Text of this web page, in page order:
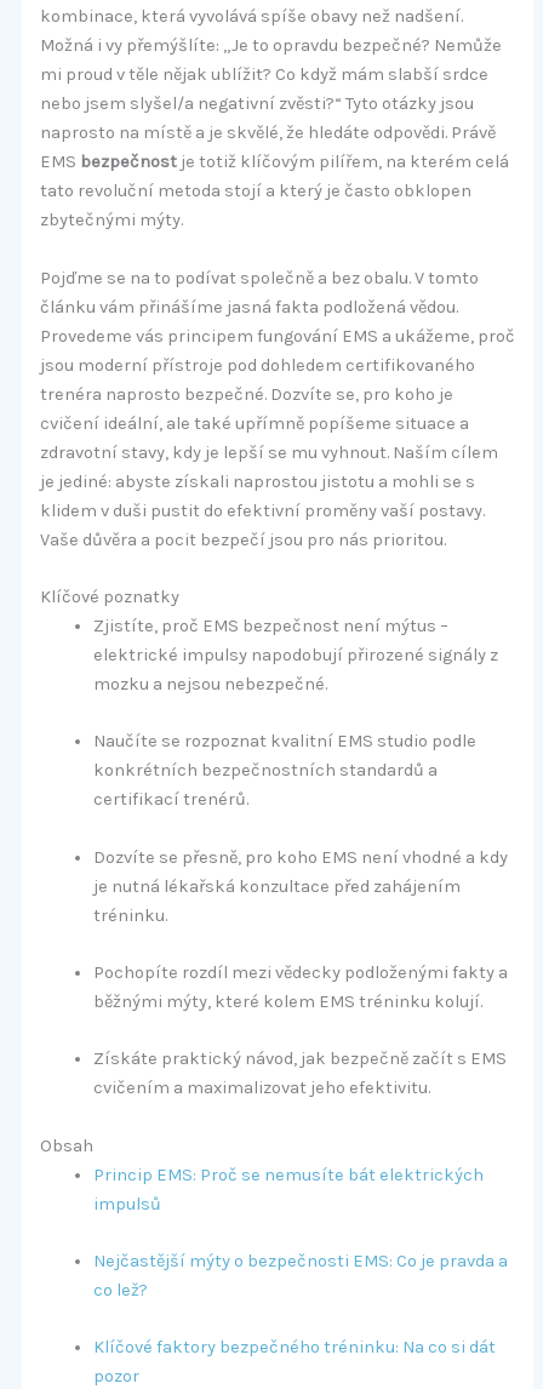
kombinace, která vyvolává spíše obavy než nadšení.
Možná i vy přemýšlíte: „Je to opravdu bezpečné? Nemůže
mi proud v těle nějak ublížit? Co když mám slabší srdce
nebo jsem slyšel/a negativní zvěsti?“ Tyto otázky jsou
naprosto na místě a je skvělé, že hledáte odpovědi. Právě
EMS bezpečnostje totiž klíčovým pilířem, na kterém celá
tato revoluční metoda stojí a který je často obklopen
zbytečnými mýty.
Pojďme se na to podívat společně a bez obalu. V tomto
článku vám přinášíme jasná fakta podložená vědou.
Provedeme vás principem fungování EMS a ukážeme, proč
jsou moderní přístroje pod dohledem certifikovaného
trenéra naprosto bezpečné. Dozvíte se, pro koho je
cvičení ideální, ale také upřímně popíšeme situace a
zdravotní stavy, kdy je lepší se mu vyhnout. Naším cílem
je jediné: abyste získali naprostou jistotu a mohli se s
klidem v duši pustit do efektivní proměny vaší postavy.
Vaše důvěra a pocit bezpečí jsou pro nás prioritou.
Klíčové poznatky
Zjistíte, proč EMS bezpečnost není mýtus –
elektrické impulsy napodobují přirozené signály z
mozku a nejsou nebezpečné.
Naučíte se rozpoznat kvalitní EMS studio podle
konkrétních bezpečnostních standardů a
certifikací trenérů.
Dozvíte se přesně, pro koho EMS není vhodné a kdy
je nutná lékařská konzultace před zahájením
tréninku.
Pochopíte rozdíl mezi vědecky podloženými fakty a
běžnými mýty, které kolem EMS tréninku kolují.
Získáte praktický návod, jak bezpečně začít s EMS
cvičením a maximalizovat jeho efektivitu.
Obsah
Princip EMS: Proč se nemusíte bát elektrických
impulsů
Nejčastější mýty o bezpečnosti EMS: Co je pravda a
co lež?
Klíčové faktory bezpečného tréninku: Na co si dát
pozor